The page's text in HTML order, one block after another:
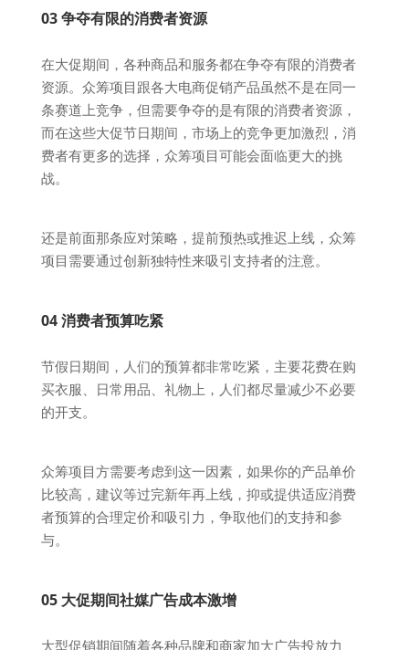
03 争夺有限的消费者资源
在大促期间，各种商品和服务都在争夺有限的消费者
资源。众筹项目跟各大电商促销产品虽然不是在同一
条赛道上竞争，但需要争夺的是有限的消费者资源，
而在这些大促节日期间，市场上的竞争更加激烈，消
费者有更多的选择，众筹项目可能会面临更大的挑
战。
还是前面那条应对策略，提前预热或推迟上线，众筹
项目需要通过创新独特性来吸引支持者的注意。
04 消费者预算吃紧
节假日期间，人们的预算都非常吃紧，主要花费在购
买衣服、日常用品、礼物上，人们都尽量减少不必要
的开支。
众筹项目方需要考虑到这一因素，如果你的产品单价
比较高，建议等过完新年再上线，抑或提供适应消费
者预算的合理定价和吸引力，争取他们的支持和参
与。
05 大促期间社媒广告成本激增
大型促销期间随着各种品牌和商家加大广告投放力